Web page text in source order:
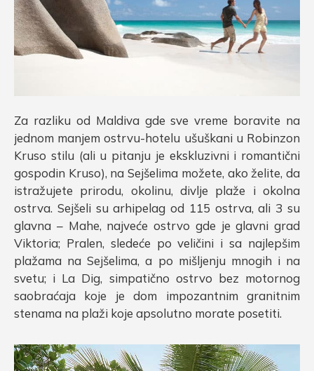
Za razliku od Maldiva gde sve vreme boravite na
jednom manjem ostrvu-hotelu ušuškani u Robinzon
Kruso stilu (ali u pitanju je ekskluzivni i romantični
gospodin Kruso), na Sejšelima možete, ako želite, da
istražujete prirodu, okolinu, divlje plaže i okolna
ostrva. Sejšeli su arhipelag od 115 ostrva, ali 3 su
glavna – Mahe, najveće ostrvo gde je glavni grad
Viktoria; Pralen, sledeće po veličini i sa najlepšim
plažama na Sejšelima, a po mišljenju mnogih i na
svetu; i La Dig, simpatično ostrvo bez motornog
saobraćaja koje je dom impozantnim granitnim
stenama na plaži koje apsolutno morate posetiti.